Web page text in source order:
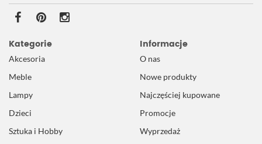
Kategorie
Akcesoria
Meble
Lampy
Dzieci
Sztuka i Hobby
Informacje
O nas
Nowe produkty
Najczęściej kupowane
Promocje
Wyprzedaż